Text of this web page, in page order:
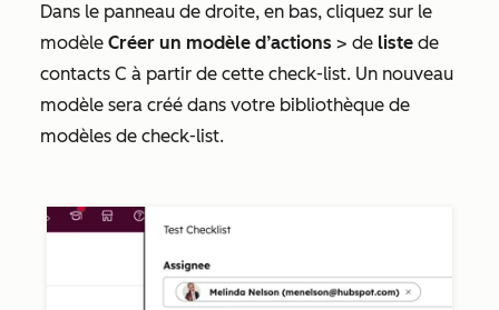
Dans le panneau de droite, en bas, cliquez sur le
modèle Créer un modèle d’actions > de liste de
contacts C à partir de cette check-list. Un nouveau
modèle sera créé dans votre bibliothèque de
modèles de check-list.